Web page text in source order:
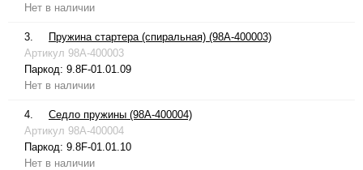
Нет в наличии
3.
Пружина стартера (спиральная) (98A-400003)
Артикул 98A-400003
Паркод: 9.8F-01.01.09
Нет в наличии
4.
Седло пружины (98A-400004)
Артикул 98A-400004
Паркод: 9.8F-01.01.10
Нет в наличии